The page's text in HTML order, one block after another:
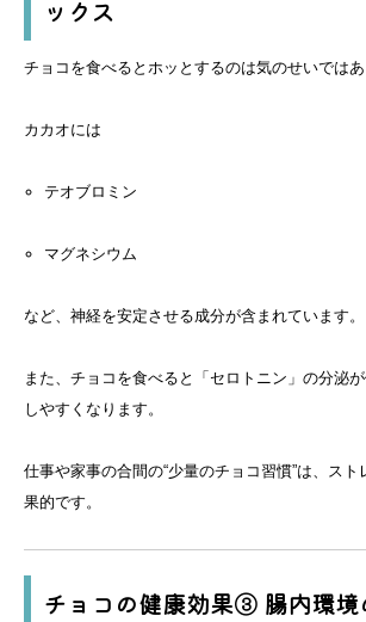
ックス
チョコを食べるとホッとするのは気のせいではあ
カカオには
テオブロミン
マグネシウム
など、神経を安定させる成分が含まれています。
また、チョコを食べると「セロトニン」の分泌
しやすくなります。
仕事や家事の合間の“少量のチョコ習慣”は、ス
果的です。
チョコの健康効果③ 腸内環境